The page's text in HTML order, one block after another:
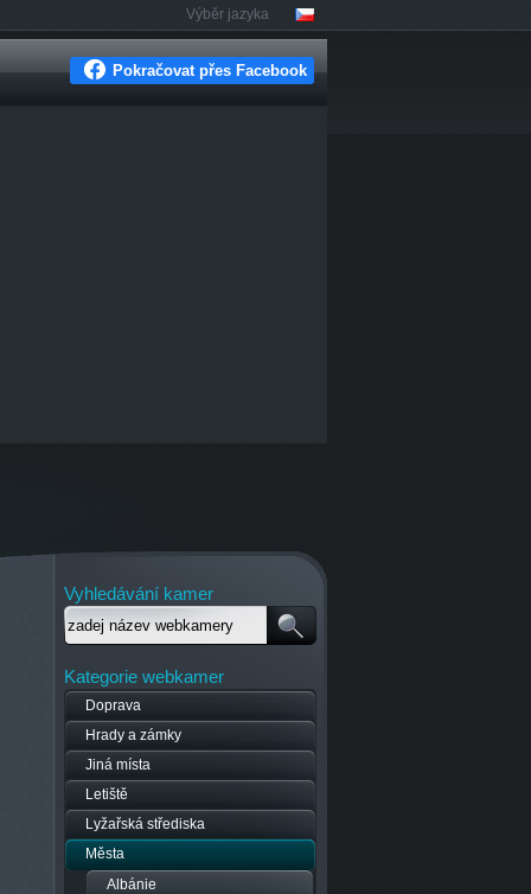
Výběr jazyka
Vyhledávání kamer
Kategorie webkamer
Doprava
Hrady a zámky
Jiná místa
Letiště
Lyžařská střediska
Města
Albánie